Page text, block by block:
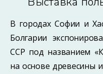
В городах Софии и
Болгарии
ССР под названием
на основе древесины